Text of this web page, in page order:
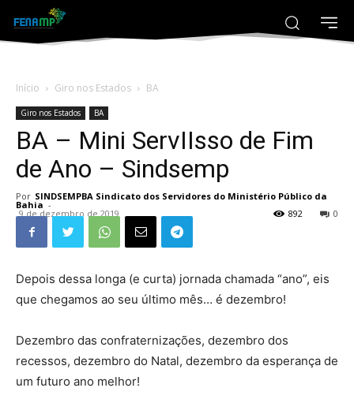
Início Giro nos Estados BA
Giro nos Estados BA
BA – Mini ServIIsso de Fim
de Ano – Sindsemp
Por SINDSEMPBA Sindicato dos Servidores do Ministério Público da
Bahia -
9 de dezembro de 2019 0
892
Depois dessa longa (e curta) jornada chamada “ano”, eis
que chegamos ao seu último mês… é dezembro!
Dezembro das confraternizações, dezembro dos
recessos, dezembro do Natal, dezembro da esperança de
um futuro ano melhor!